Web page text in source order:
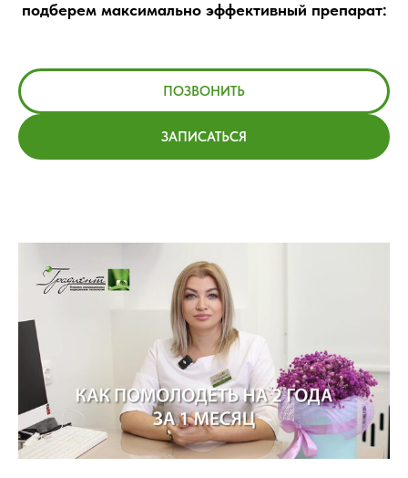
подберем максимально эффективный препарат:
ПОЗВОНИТЬ
ЗАПИСАТЬСЯ